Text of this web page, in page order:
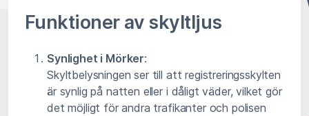
Funktioner av skyltljus
Synlighet i Mörker:
Skyltbelysningen ser till att registreringsskylten
är synlig på natten eller i dåligt väder, vilket gör
det möjligt för andra trafikanter och polisen